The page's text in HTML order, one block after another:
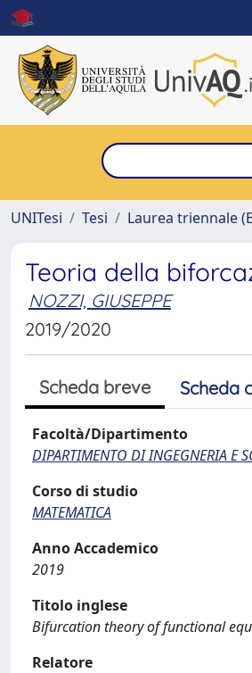
UNITesi
Tesi Laurea triennale
Teoria della
NOZZI, GIUSEPPE
2019/2020
Scheda breve Scheda
Facoltà/Dipartimento
DIPARTIMENTO DI INGEGNERIA E
Corso di studio
MATEMATICA
Anno Accademico
2019
Titolo inglese
Bifurcation theory of functional
Relatore